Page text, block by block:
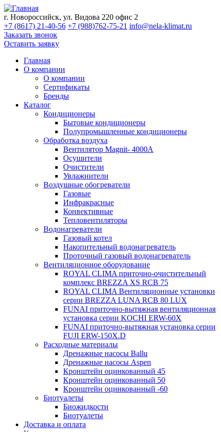
г. Новороссийск, ул. Видова 220 офис 2
+7 (8617) 21-40-56 +7 (988)762-75-21 info@nela-klimat.ru
Заказать звонок
Оставить заявку
Главная
О компании
О компании
Сертификаты
Бренды
Каталог
Кондиционеры
Бытовые кондиционеры
Полупромышленные кондиционеры
Обработка воздуха
Вентилятор Magnit- 4000A
Осушители
Очистители
Увлажнители
Воздушные обогреватели
Газовые
Инфракрасные
Конвективные
Тепловентиляторы
Водонагреватели
Газовый котел
Накопительный водонагреватель
Проточный газовый водонагреватель
Вентиляционное оборудование
ROYAL CLIMA приточно-очистительный
комплекс BREZZA XS RCB 75
ROYAL CLIMA Вентиляционные установки
серии BREZZA LUNA RCB 80 LUX
FUNAI приточно-вытяжная вентиляционная
установка серии KOCHI ERW-60X
FUNAI приточно-вытяжная установка серии
FUJI ERW-150X.D
Расходные материалы
Дренажные насосы Ballu
Дренажные насосы Aspen
Кронштейн оцинкованный 45
Кронштейн оцинкованный 50
Кронштейн оцинкованный -60
Биотуалеты
Биожидкости
Биотуалеты
Доставка и оплата